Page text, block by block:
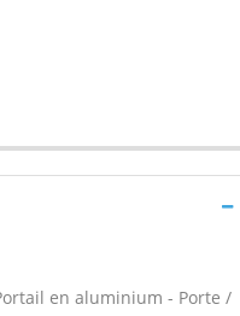
en aluminium - Porte /